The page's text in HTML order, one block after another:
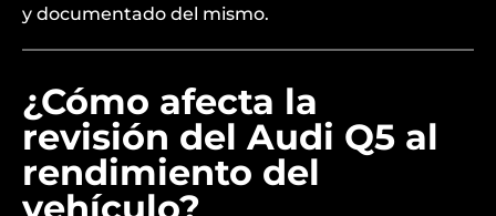
y documentado del mismo.
¿Cómo afecta la
revisión del Audi Q5 al
rendimiento del